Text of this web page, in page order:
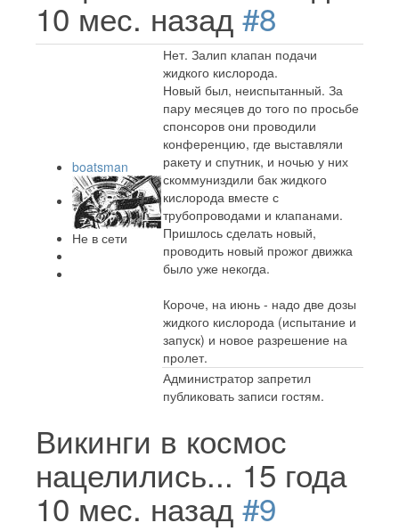
10 мес. назад #8
boatsman
Не в сети
Нет. Залип клапан подачи
жидкого кислорода.
Новый был, неиспытанный. За
пару месяцев до того по просьбе
спонсоров они проводили
конференцию, где выставляли
ракету и спутник, и ночью у них
скоммуниздили бак жидкого
кислорода вместе с
трубопроводами и клапанами.
Пришлось сделать новый,
проводить новый прожог движка
было уже некогда.
Короче, на июнь - надо две дозы
жидкого кислорода (испытание и
запуск) и новое разрешение на
пролет.
Администратор запретил
публиковать записи гостям.
Викинги в космос
нацелились... 15 года
10 мес. назад #9